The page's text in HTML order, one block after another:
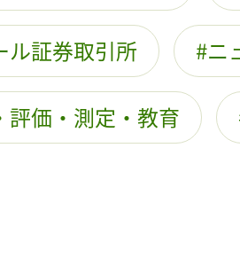
ル証券取引所 ニ
評価・測定・教育